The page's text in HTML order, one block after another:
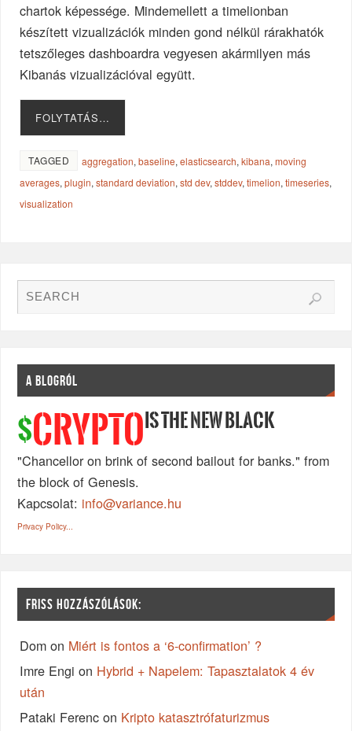
chartok képessége. Mindemellett a timelionban
készített vizualizációk minden gond nélkül rárakhatók
tetszőleges dashboardra vegyesen akármilyen más
Kibanás vizualizációval együtt.
FOLYTATÁS…
TAGGED aggregation,baseline,elasticsearch,kibana,moving
averages,plugin,standard deviation,std dev,stddev,timelion,timeseries,
visualization
A BLOGRÓL
$CRYPTO IS THE NEW BLACK
"Chancellor on brink of second bailout for banks." from
the block of Genesis.
Kapcsolat: info@variance.hu
Privacy Policy...
FRISS HOZZÁSZÓLÁSOK:
Dom on Miért is fontos a ‘6-confirmation’ ?
Imre Engi on Hybrid + Napelem: Tapasztalatok 4 év
után
Pataki Ferenc on Kripto katasztrófaturizmus